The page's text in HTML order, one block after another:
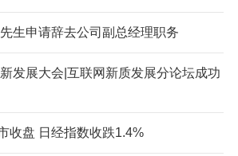
生申请辞去公司副总经理职务
发展大会|互联网新质发展分论坛成功
收盘 日经指数收跌1.4%